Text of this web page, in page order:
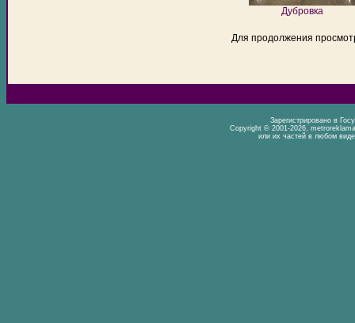
Дубровка
Для продолжения
Зарегистрировано в
Copyright © 2001-2026,
или их частей в любом